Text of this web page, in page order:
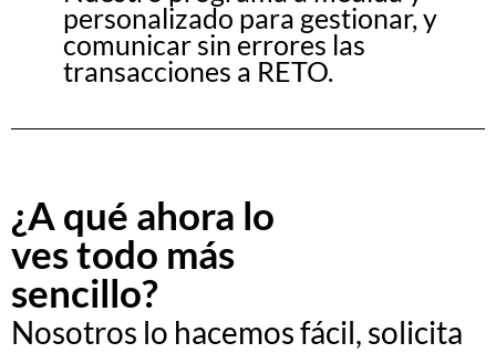
personalizado para gestionar, y
comunicar sin errores las
transacciones a RETO.
¿A qué ahora lo
ves todo más
sencillo?
Nosotros lo hacemos fácil, solicita